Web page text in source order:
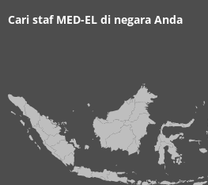
Cari staf MED-EL di negara Anda